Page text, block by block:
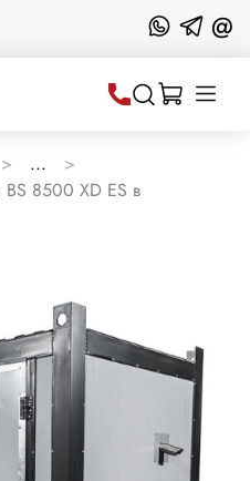
@
...
BS 8500 XD ES в